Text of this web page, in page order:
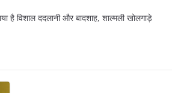
है विशाल ददलानी और बादशाह, शाल्मली खोलगाड़े